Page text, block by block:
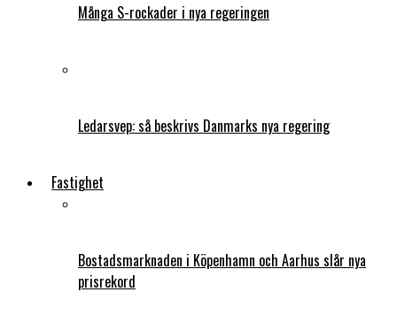
Många S-rockader i nya regeringen
Ledarsvep: så beskrivs Danmarks nya regering
Fastighet
Bostadsmarknaden i Köpenhamn och Aarhus slår nya
prisrekord